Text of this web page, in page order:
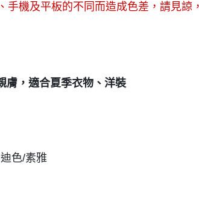
手機及平板的不同而造成色差，請見
膚，適合夏季衣物、洋裝
色/素雅